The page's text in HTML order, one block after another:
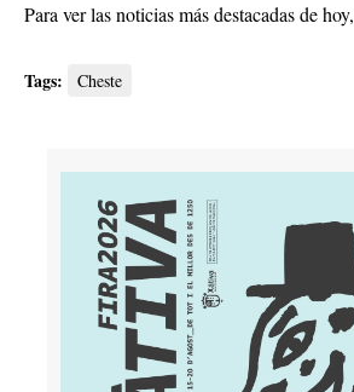
Para ver las noticias más destacadas de hoy,
Tags: Cheste